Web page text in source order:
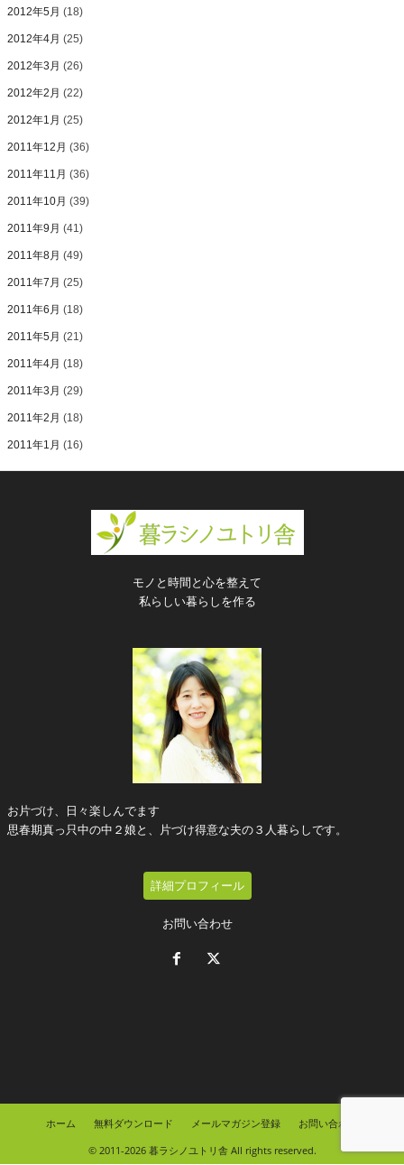
2012年5月 (18)
2012年4月 (25)
2012年3月 (26)
2012年2月 (22)
2012年1月 (25)
2011年12月 (36)
2011年11月 (36)
2011年10月 (39)
2011年9月 (41)
2011年8月 (49)
2011年7月 (25)
2011年6月 (18)
2011年5月 (21)
2011年4月 (18)
2011年3月 (29)
2011年2月 (18)
2011年1月 (16)
モノと時間と心を整えて
私らしい暮らしを作る
お片づけ、日々楽しんでます
思春期真っ只中の中２娘と、片づけ得意な夫の３人暮らしです。
詳細プロフィール
お問い合わせ
ホーム 無料ダウンロード メールマガジン登録
お問い合わせ
© 2011-2026 暮ラシノユトリ舎 All rights reserved.